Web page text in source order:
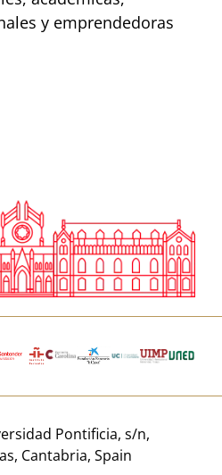
y emprendedoras
Pontificia, s/n,
Cantabria, Spain